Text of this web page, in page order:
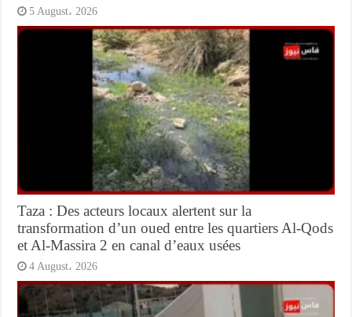
5 August، 2026
Taza : Des acteurs locaux alertent sur la
transformation d’un oued entre les quartiers Al-Qods
et Al-Massira 2 en canal d’eaux usées
4 August، 2026